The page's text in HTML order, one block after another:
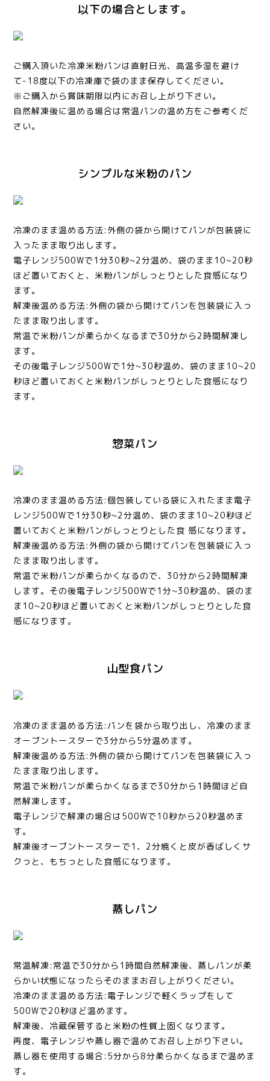
以下の場合とします。
ご購入頂いた冷凍米粉パンは直射日光、高温多湿を避け
て-18度以下の冷凍庫で袋のまま保存してください。
※ご購入から賞味期限以内にお召し上がり下さい。
自然解凍後に温める場合は常温パンの温め方をご参考くだ
さい。
シンプルな米粉のパン
冷凍のまま温める方法:外側の袋から開けてパンが包装袋に
入ったまま取り出します。
電子レンジ500Wで1分30秒~2分温め、袋のまま10~20秒
ほど置いておくと、米粉パンがしっとりとした食感になり
ます。
解凍後温める方法:外側の袋から開けてパンを包装袋に入っ
たまま取り出します。
常温で米粉パンが柔らかくなるまで30分から2時間解凍し
ます。
その後電子レンジ500Wで1分~30秒温め、袋のまま10~20
秒ほど置いておくと米粉パンがしっとりとした食感になり
ます。
惣菜パン
冷凍のまま温める方法:個包装している袋に入れたまま電子
レンジ500Wで1分30秒~2分温め、袋のまま10~20秒ほど
置いておくと米粉パンがしっとりとした食 感になります。
解凍後温める方法:外側の袋から開けてパンを包装袋に入っ
たまま取り出します。
常温で米粉パンが柔らかくなるので、30分から2時間解凍
します。その後電子レンジ500Wで1分~30秒温め、袋のま
ま10~20秒ほど置いておくと米粉パンがしっとりとした食
感になります。
山型食パン
冷凍のまま温める方法:パンを袋から取り出し、冷凍のまま
オーブントースターで3分から5分温めます。
解凍後温める方法:外側の袋から開けてパンを包装袋に入っ
たまま取り出します。
常温で米粉パンが柔らかくなるまで30分から1時間ほど自
然解凍します。
電子レンジで解凍の場合は500Wで10秒から20秒温めま
す。
解凍後オーブントースターで1、2分焼くと皮が香ばしくサ
クっと、もちっとした食感になります。
蒸しパン
常温解凍:常温で30分から1時間自然解凍後、蒸しパンが柔
らかい状態になったらそのままお召し上がりください。
冷凍のまま温める方法:電子レンジで軽くラップをして
500Wで20秒ほど温めます。
解凍後、冷蔵保管すると米粉の性質上固くなります。
再度、電子レンジや蒸し器で温めてお召し上がり下さい。
蒸し器を使用する場合:5分から8分柔らかくなるまで温めま
す。